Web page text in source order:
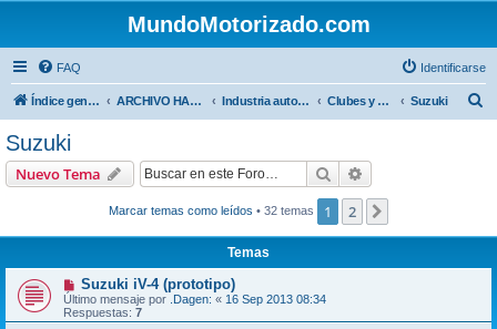
MundoMotorizado.com
FAQ Identificarse
Índice general ARCHIVO HASTA 2018 Industria automotriz Clubes y Marcas Suzuki
Suzuki
Nuevo Tema Buscar
Marcar temas como leídos • 32 temas 1 2
Temas
Suzuki iV-4 (prototipo)
Último mensaje por .Dagen: « 16 Sep 2013 08:34
Respuestas: 7